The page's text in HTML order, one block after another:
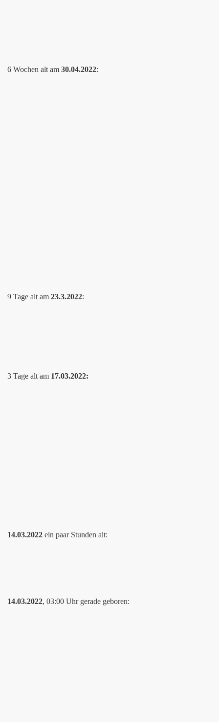
6 Wochen alt am 30.04.2022:
9 Tage alt am 23.3.2022:
3 Tage alt am 17.03.2022:
14.03.2022 ein paar Stunden alt:
14.03.2022, 03:00 Uhr gerade geboren: